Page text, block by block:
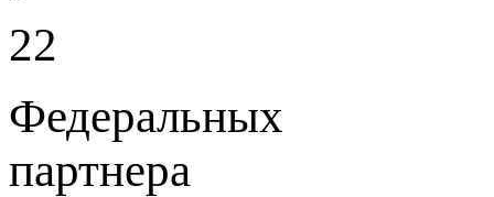
22
Федеральных
партнера